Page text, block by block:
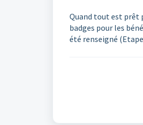
Quand tout est prêt
badges pour les
été renseigné